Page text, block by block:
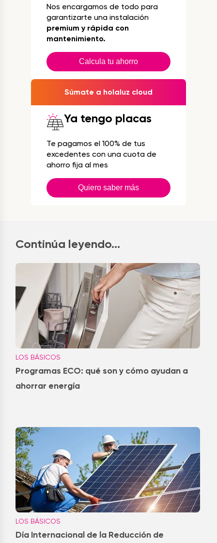
Nos encargamos de todo para
garantizarte una instalación
premium y rápida con
mantenimiento.
Calcula tu ahorro
Súmate a holaluz cloud
Ya tengo placas
Te pagamos el 100% de tus
excedentes con una cuota de
ahorro fija al mes
Quiero saber más
Continúa leyendo...
LOS BÁSICOS
Programas ECO: qué son y cómo ayudan a
ahorrar energía
LOS BÁSICOS
Día Internacional de la Reducción de